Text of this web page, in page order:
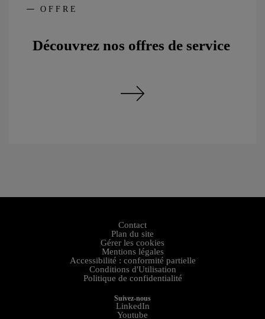
OFFRE
Découvrez nos offres de service
Contact
Plan du site
Gérer les cookies
Mentions légales
Accessibilité : conformité partielle
Conditions d'Utilisation
Politique de confidentialité
Suivez-nous
LinkedIn
Youtube